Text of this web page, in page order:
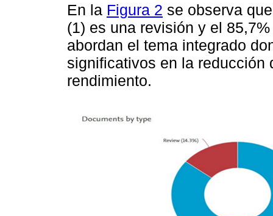
En la Figura 2 se observa
(1) es una revisión y el
abordan el tema integrado
significativos en la reducción
rendimiento.